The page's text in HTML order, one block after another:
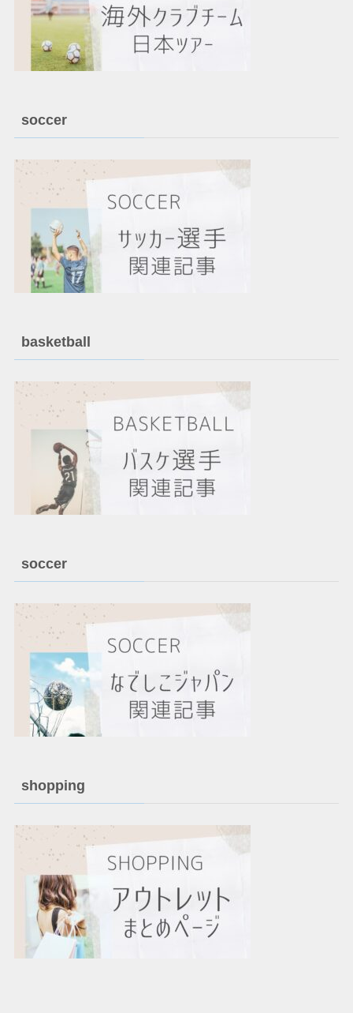
soccer
basketball
soccer
shopping